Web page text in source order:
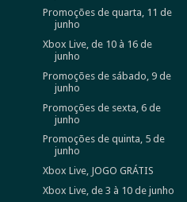
Promoções de quarta, 11 de
junho
Xbox Live, de 10 à 16 de
junho
Promoções de sábado, 9 de
junho
Promoções de sexta, 6 de
junho
Promoções de quinta, 5 de
junho
Xbox Live, JOGO GRÁTIS
Xbox Live, de 3 à 10 de junho